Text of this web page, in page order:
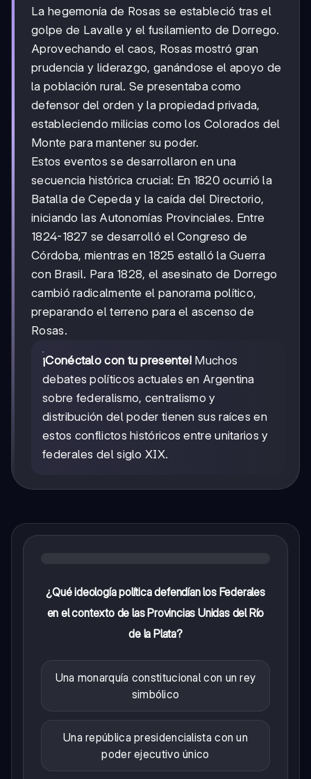
La hegemonía de Rosas se estableció tras el
golpe de Lavalle y el fusilamiento de Dorrego.
Aprovechando el caos, Rosas mostró gran
prudencia y liderazgo, ganándose el apoyo de
la población rural. Se presentaba como
defensor del orden y la propiedad privada,
estableciendo milicias como los Colorados del
Monte para mantener su poder.
Estos eventos se desarrollaron en una
secuencia histórica crucial: En 1820 ocurrió la
Batalla de Cepeda y la caída del Directorio,
iniciando las Autonomías Provinciales. Entre
1824-1827 se desarrolló el Congreso de
Córdoba, mientras en 1825 estalló la Guerra
con Brasil. Para 1828, el asesinato de Dorrego
cambió radicalmente el panorama político,
preparando el terreno para el ascenso de
Rosas.
¡Conéctalo con tu presente! Muchos
debates políticos actuales en Argentina
sobre federalismo, centralismo y
distribución del poder tienen sus raíces en
estos conflictos históricos entre unitarios y
federales del siglo XIX.
¿Qué ideología política defendían los Federales
en el contexto de las Provincias Unidas del Río
de la Plata?
Una monarquía constitucional con un rey
simbólico
Una república presidencialista con un
poder ejecutivo único